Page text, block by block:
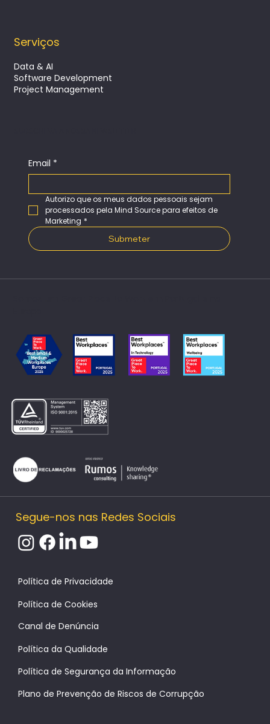
Segue-nos nas Redes Sociais
Política de Cookies
Canal de Denúncia
Política da Qualidade
Política de Segurança da Informação
Plano de Prevenção de Riscos de Corrupção
Email *
Autorizo que os meus dados pessoais sejam
processados pela Mind Source para efeitos de
Marketing *
Submeter
Serviços
Data & AI
Software Development
Project Management